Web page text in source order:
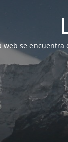
web se